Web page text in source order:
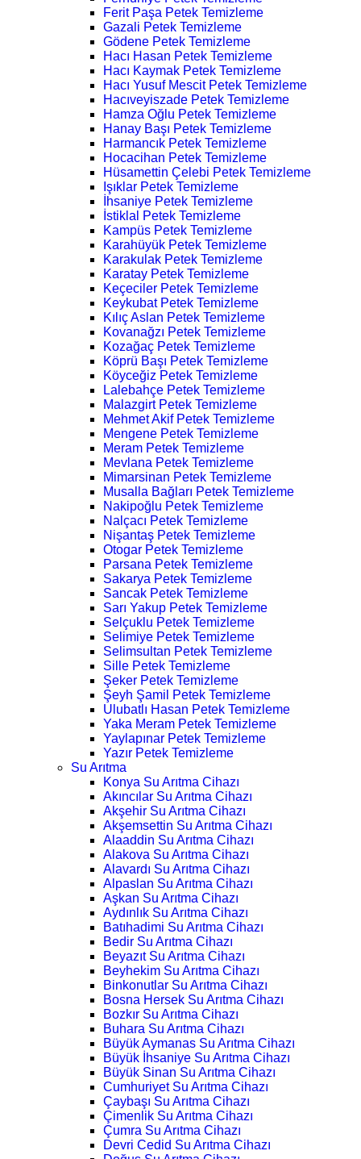
Ferit Paşa Petek Temizleme
Gazali Petek Temizleme
Gödene Petek Temizleme
Hacı Hasan Petek Temizleme
Hacı Kaymak Petek Temizleme
Hacı Yusuf Mescit Petek Temizleme
Hacıveyiszade Petek Temizleme
Hamza Oğlu Petek Temizleme
Hanay Başı Petek Temizleme
Harmancık Petek Temizleme
Hocacihan Petek Temizleme
Hüsamettin Çelebi Petek Temizleme
Işıklar Petek Temizleme
İhsaniye Petek Temizleme
İstiklal Petek Temizleme
Kampüs Petek Temizleme
Karahüyük Petek Temizleme
Karakulak Petek Temizleme
Karatay Petek Temizleme
Keçeciler Petek Temizleme
Keykubat Petek Temizleme
Kılıç Aslan Petek Temizleme
Kovanağzı Petek Temizleme
Kozağaç Petek Temizleme
Köprü Başı Petek Temizleme
Köyceğiz Petek Temizleme
Lalebahçe Petek Temizleme
Malazgirt Petek Temizleme
Mehmet Akif Petek Temizleme
Mengene Petek Temizleme
Meram Petek Temizleme
Mevlana Petek Temizleme
Mimarsinan Petek Temizleme
Musalla Bağları Petek Temizleme
Nakipoğlu Petek Temizleme
Nalçacı Petek Temizleme
Nişantaş Petek Temizleme
Otogar Petek Temizleme
Parsana Petek Temizleme
Sakarya Petek Temizleme
Sancak Petek Temizleme
Sarı Yakup Petek Temizleme
Selçuklu Petek Temizleme
Selimiye Petek Temizleme
Selimsultan Petek Temizleme
Sille Petek Temizleme
Şeker Petek Temizleme
Şeyh Şamil Petek Temizleme
Ulubatlı Hasan Petek Temizleme
Yaka Meram Petek Temizleme
Yaylapınar Petek Temizleme
Yazır Petek Temizleme
Su Arıtma
Konya Su Arıtma Cihazı
Akıncılar Su Arıtma Cihazı
Akşehir Su Arıtma Cihazı
Akşemsettin Su Arıtma Cihazı
Alaaddin Su Arıtma Cihazı
Alakova Su Arıtma Cihazı
Alavardı Su Arıtma Cihazı
Alpaslan Su Arıtma Cihazı
Aşkan Su Arıtma Cihazı
Aydınlık Su Arıtma Cihazı
Batıhadimi Su Arıtma Cihazı
Bedir Su Arıtma Cihazı
Beyazıt Su Arıtma Cihazı
Beyhekim Su Arıtma Cihazı
Binkonutlar Su Arıtma Cihazı
Bosna Hersek Su Arıtma Cihazı
Bozkır Su Arıtma Cihazı
Buhara Su Arıtma Cihazı
Büyük Aymanas Su Arıtma Cihazı
Büyük İhsaniye Su Arıtma Cihazı
Büyük Sinan Su Arıtma Cihazı
Cumhuriyet Su Arıtma Cihazı
Çaybaşı Su Arıtma Cihazı
Çimenlik Su Arıtma Cihazı
Çumra Su Arıtma Cihazı
Devri Cedid Su Arıtma Cihazı